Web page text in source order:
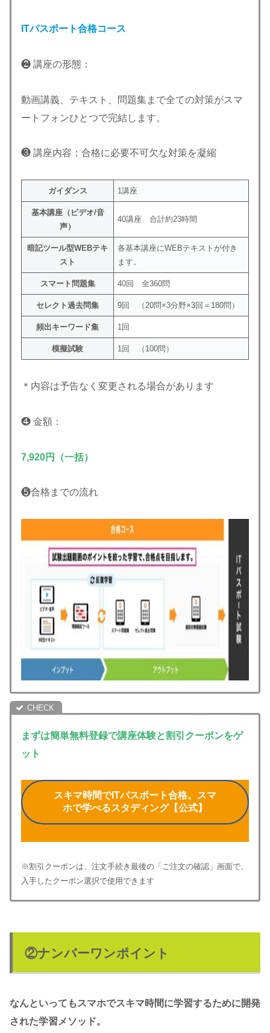
ITパスポート合格コース
❷ 講座の形態：
動画講義、テキスト、問題集まで全ての対策がスマ
ートフォンひとつで完結します。
❸ 講座内容：合格に必要不可欠な対策を凝縮
ガイダンス 1講座
基本講座（ビデオ/音
声）
40講座 合計約23時間
暗記ツール型WEBテキ
スト
各基本講座にWEBテキストが付き
ます。
スマート問題集 40回 全360問
セレクト過去問集 9回 （20問×3分野×3回＝180問）
頻出キーワード集 1回
模擬試験 1回 （100問）
＊内容は予告なく変更される場合があります
❹ 金額：
7,920円（一括）
❺合格までの流れ
まずは簡単無料登録で講座体験と割引クーポンをゲ
ット
スキマ時間でITパスポート合格。スマ
ホで学べるスタディング【公式】
※割引クーポンは、注文手続き最後の「ご注文の確認」画面で、
入手したクーポン選択で使用できます
②ナンバーワンポイント
なんといってもスマホでスキマ時間に学習するために開発
された学習メソッド。